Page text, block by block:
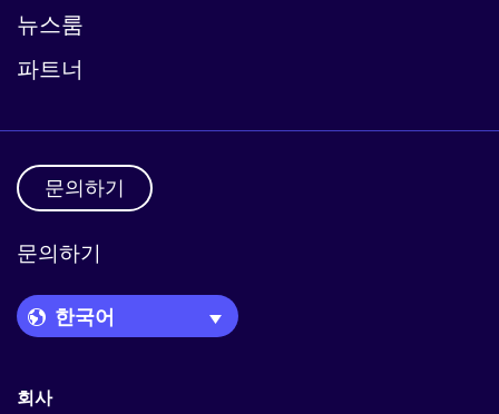
뉴스룸
파트너
문의하기
문의하기
Language Picker
회사